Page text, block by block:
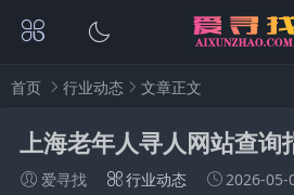
首页 行业动态 文章正文
上海老年人寻人网站查询
爱寻找 行业动态 2026-05-